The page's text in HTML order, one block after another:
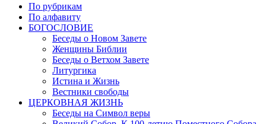
По рубрикам
По алфавиту
БОГОСЛОВИЕ
Беседы о Новом Завете
Женщины Библии
Беседы о Ветхом Завете
Литургика
Истина и Жизнь
Вестники свободы
ЦЕРКОВНАЯ ЖИЗНЬ
Беседы на Символ веры